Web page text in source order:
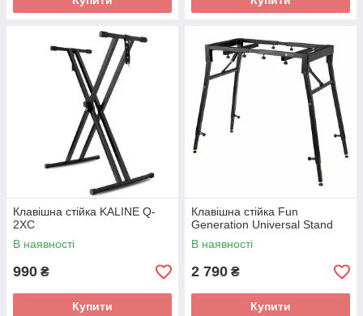
Клавішна стійка KALINE Q-
2XC
В наявності
990 ₴
Купити
Клавішна стійка Fun
Generation Universal Stand
В наявності
2 790 ₴
Купити